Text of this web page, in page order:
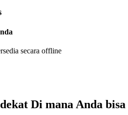
secara offline
Di mana Anda